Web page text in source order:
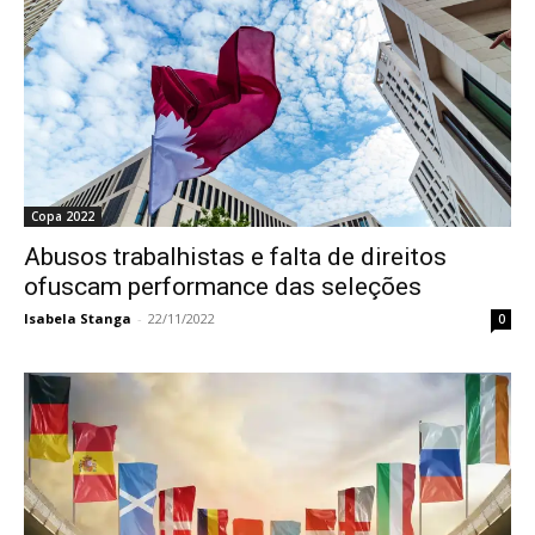
Copa 2022
Abusos trabalhistas e falta de direitos
ofuscam performance das seleções
Isabela Stanga - 22/11/2022 0